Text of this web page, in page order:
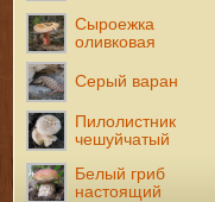
Сыроежка
оливковая
Серый варан
Пилолистник
чешуйчатый
Белый гриб
настоящий